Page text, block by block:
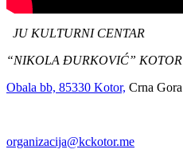
JU KULTURNI CENTAR
“NIKOLA ĐURKOVIĆ” KOTOR
Obala bb, 85330 Kotor, Crna Gora
organizacija@kckotor.me